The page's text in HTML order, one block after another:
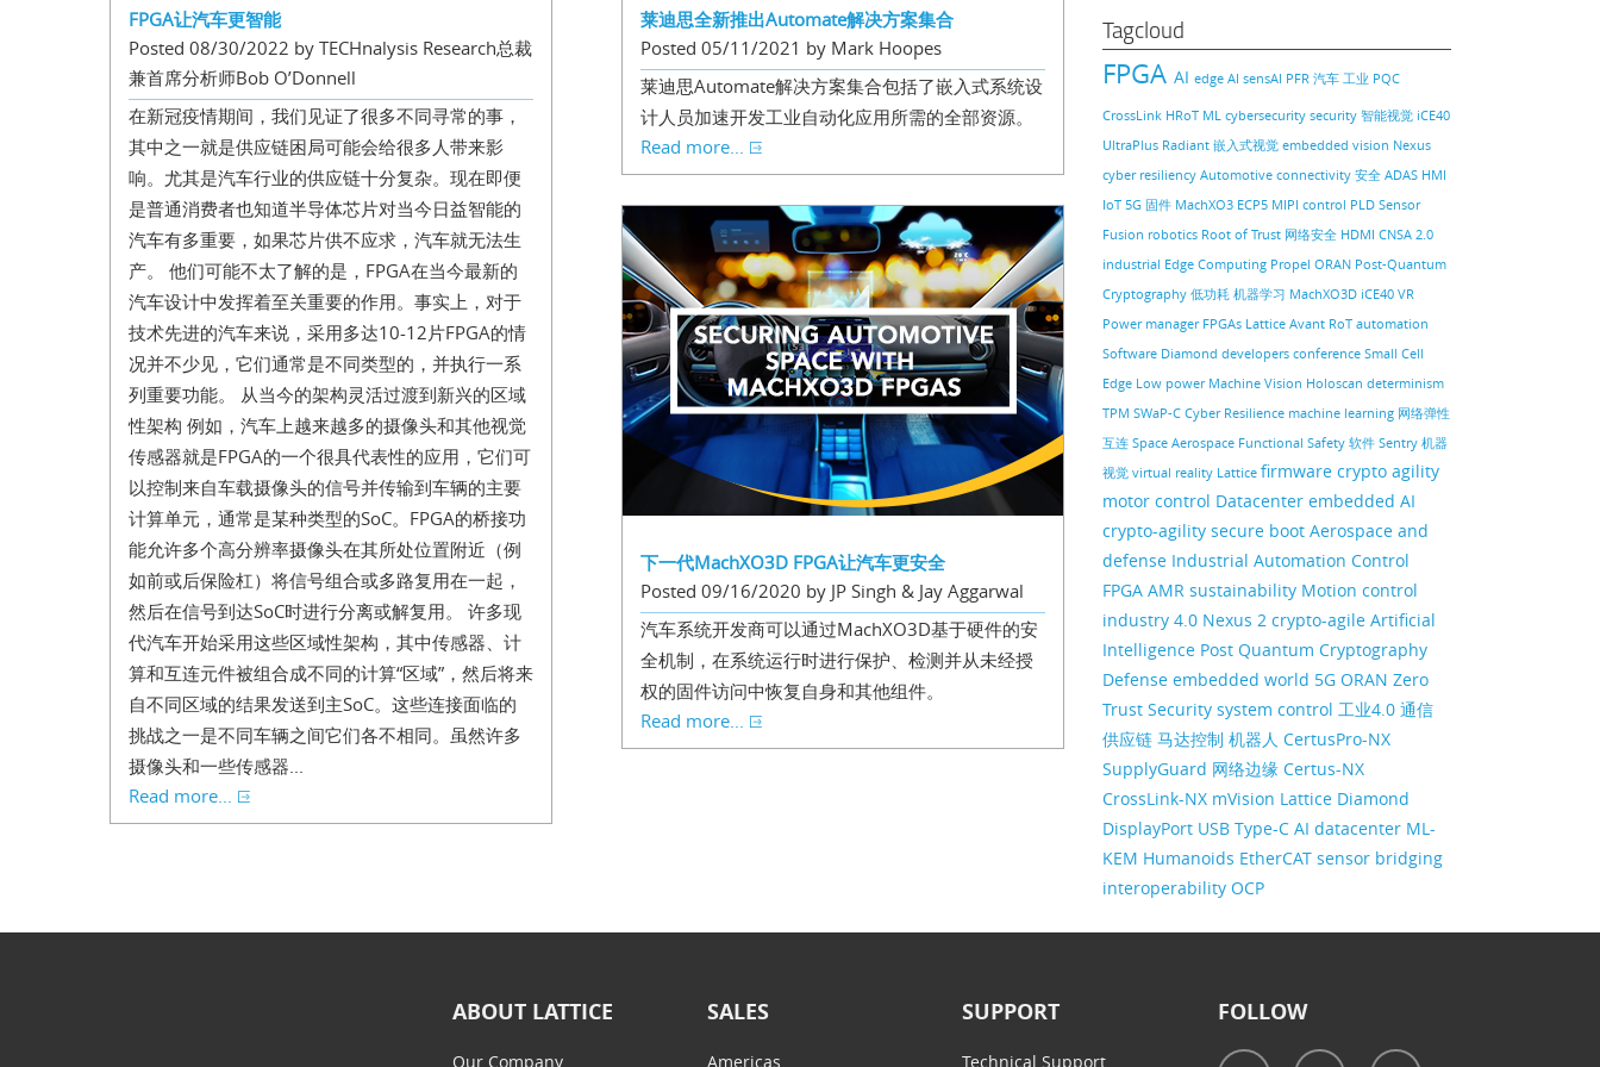
FPGA让汽车更智能
Posted 08/30/2022 by TECHnalysis Research总裁
兼首席分析师Bob O’Donnell
在新冠疫情期间，我们见证了很多不同寻常的事，
其中之一就是供应链困局可能会给很多人带来影
响。尤其是汽车行业的供应链十分复杂。现在即便
是普通消费者也知道半导体芯片对当今日益智能的
汽车有多重要，如果芯片供不应求，汽车就无法生
产。 他们可能不太了解的是，FPGA在当今最新的
汽车设计中发挥着至关重要的作用。事实上，对于
技术先进的汽车来说，采用多达10-12片FPGA的情
况并不少见，它们通常是不同类型的，并执行一系
列重要功能。 从当今的架构灵活过渡到新兴的区域
性架构 例如，汽车上越来越多的摄像头和其他视觉
传感器就是FPGA的一个很具代表性的应用，它们可
以控制来自车载摄像头的信号并传输到车辆的主要
计算单元，通常是某种类型的SoC。FPGA的桥接功
能允许多个高分辨率摄像头在其所处位置附近（例
如前或后保险杠）将信号组合或多路复用在一起，
然后在信号到达SoC时进行分离或解复用。 许多现
代汽车开始采用这些区域性架构，其中传感器、计
算和互连元件被组合成不同的计算“区域”，然后将来
自不同区域的结果发送到主SoC。这些连接面临的
挑战之一是不同车辆之间它们各不相同。虽然许多
摄像头和一些传感器...
Read more...
莱迪思全新推出Automate解决方案集合
Posted 05/11/2021 by Mark Hoopes
莱迪思Automate解决方案集合包括了嵌入式系统设
计人员加速开发工业自动化应用所需的全部资源。
Read more...
下一代MachXO3D FPGA让汽车更安全
Posted 09/16/2020 by JP Singh & Jay Aggarwal
汽车系统开发商可以通过MachXO3D基于硬件的安
全机制，在系统运行时进行保护、检测并从未经授
权的固件访问中恢复自身和其他组件。
Read more...
Tagcloud
FPGA AI edge AI sensAI PFR 汽车 工业 PQC
CrossLink HRoT ML cybersecurity security 智能视觉 iCE40
UltraPlus Radiant 嵌入式视觉 embedded vision Nexus
cyber resiliency Automotive connectivity 安全 ADAS HMI
IoT 5G 固件 MachXO3 ECP5 MIPI control PLD Sensor
Fusion robotics Root of Trust 网络安全 HDMI CNSA 2.0
industrial Edge Computing Propel ORAN Post-Quantum
Cryptography 低功耗 机器学习 MachXO3D iCE40 VR
Power manager FPGAs Lattice Avant RoT automation
Software Diamond developers conference Small Cell
Edge Low power Machine Vision Holoscan determinism
TPM SWaP-C Cyber Resilience machine learning 网络弹性
互连 Space Aerospace Functional Safety 软件 Sentry 机器
视觉 virtual reality Lattice firmware crypto agility
motor control Datacenter embedded AI
crypto-agility secure boot Aerospace and
defense Industrial Automation Control
FPGA AMR sustainability Motion control
industry 4.0 Nexus 2 crypto-agile Artificial
Intelligence Post Quantum Cryptography
Defense embedded world 5G ORAN Zero
Trust Security system control 工业4.0 通信
供应链 马达控制 机器人 CertusPro-NX
SupplyGuard 网络边缘 Certus-NX
CrossLink-NX mVision Lattice Diamond
DisplayPort USB Type-C AI datacenter ML-
KEM Humanoids EtherCAT sensor bridging
interoperability OCP
ABOUT LATTICE
Our Company
SALES
Americas
SUPPORT
Technical Support
FOLLOW